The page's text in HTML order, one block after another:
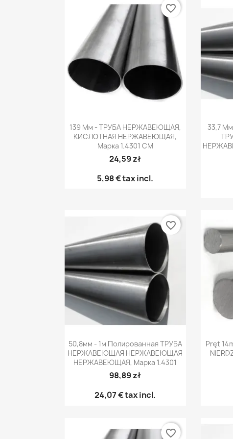
 Быстрый просмотр
139 Мм - ТРУБА НЕРЖАВЕЮЩАЯ,
КИСЛОТНАЯ НЕРЖАВЕЮЩАЯ,
Марка 1.4301 CM
24,59 zł
5,98 €tax incl.
favorite_border

33,7
 Быстрый просмотр
50,8мм - 1м Полированная ТРУБА
НЕРЖАВЕЮЩАЯ НЕРЖАВЕЮЩАЯ
НЕРЖАВЕЮЩАЯ, Марка 1.4301
98,89 zł
24,07 €tax incl.
favorite_border

Pręt
favorite_border